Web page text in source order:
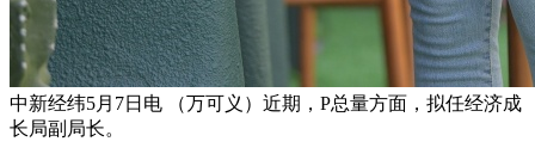
中新经纬5月7日电 （万可义）近期，P总量方面，拟任经济成
长局副局长。